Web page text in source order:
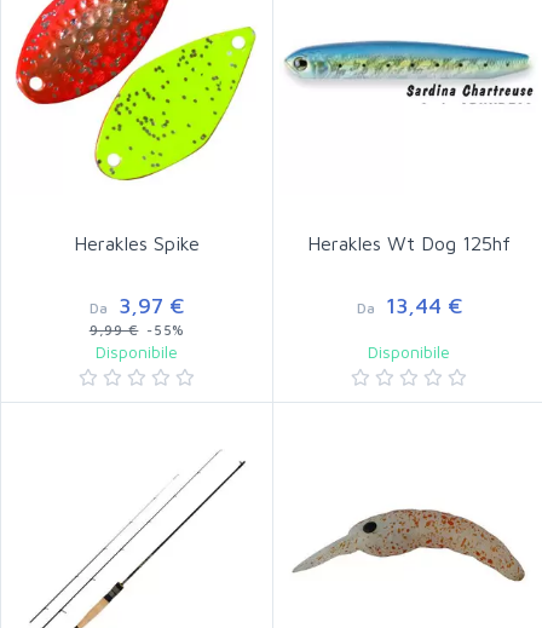
Herakles Spike
Da 3,97 €
9,99 €-55%
Disponibile
Herakles Wt Dog 125hf
Da 13,44 €
Disponibile